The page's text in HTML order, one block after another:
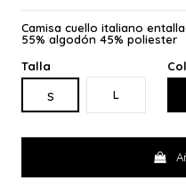
Camisa cuello italiano
55% algodón 45% poliester
Talla
S L